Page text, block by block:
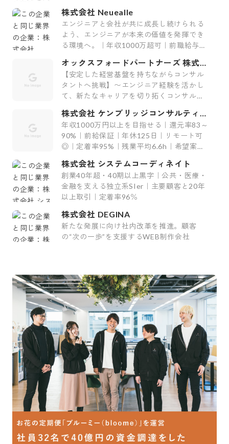
株式会社 Neuealle
エンジニアと会社が共に成長し続けられる
よう、エンジニアが本来の価値を発揮でき
る環境へ。｜年収1000万超可｜前職給与保
オックスフォードパートナーズ 株式会
社
【安定した経営基盤を持ちながらコンサル
タントへ挑戦】〜エンジニア経験を活かし
て、新たなキャリアを切り拓くコンサルテ
株式会社 ケンブリッジコンサルティン
グ
年収1000万円以上を目指せる｜還元率83～
90%｜前給保証｜年休125日｜リモート可
◎｜定着率95%｜残業平均6.6h｜希望案件
株式会社 システムコーディネイト
創業40年超・40期以上黒字｜公共・医療・
金融を支える独立系SIer｜主要顧客と20年
以上取引｜定着率96％
株式会社 DEGINA
新たな発展に向け社内改革を推進。顧客
の“次の一歩”を支援するWEB制作会社